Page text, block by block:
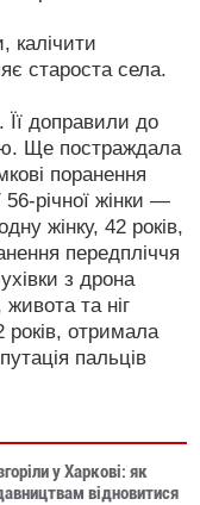
калічити
староста села.
Її доправили до
Ще постраждала
поранення
56-річної жінки —
жінку, 42 років,
передпліччя
з дрона
живота та ніг
років, отримала
пальців
у Харкові: як
відновитися